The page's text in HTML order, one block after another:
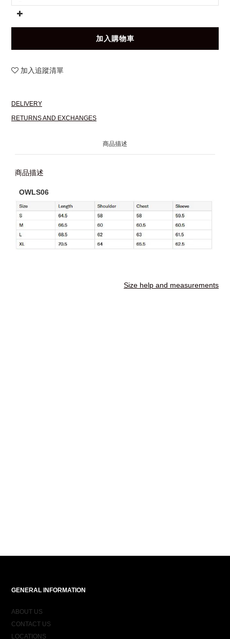
加入購物車
加入追蹤清單
DELIVERY
RETURNS AND EXCHANGES
商品描述
商品描述
OWLS06
Size help and measurements
GENERAL INFORMATION
ABOUT US
CONTACT US
LOCATIONS